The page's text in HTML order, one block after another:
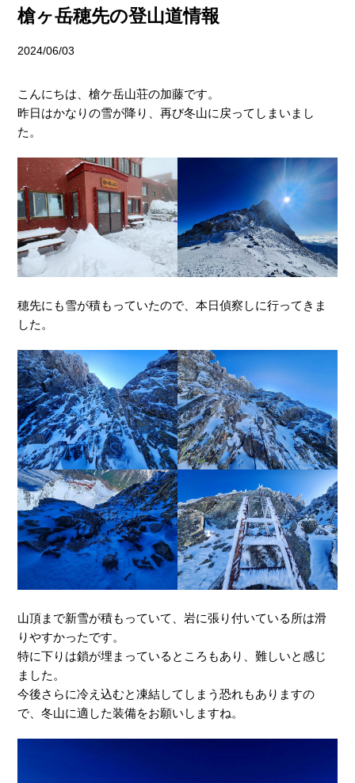
槍ヶ岳穂先の登山道情報
2024/06/03
こんにちは、槍ケ岳山荘の加藤です。
昨日はかなりの雪が降り、再び冬山に戻ってしまいまし
た。
穂先にも雪が積もっていたので、本日偵察しに行ってきま
した。
山頂まで新雪が積もっていて、岩に張り付いている所は滑
りやすかったです。
特に下りは鎖が埋まっているところもあり、難しいと感じ
ました。
今後さらに冷え込むと凍結してしまう恐れもありますの
で、冬山に適した装備をお願いしますね。